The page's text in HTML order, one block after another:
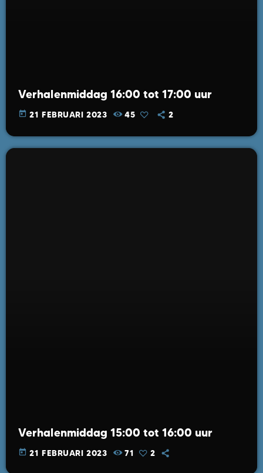
Verhalenmiddag 16:00 tot 17:00 uur
today 21 FEBRUARI 2023 45 2
Verhalenmiddag 15:00 tot 16:00 uur
today 21 FEBRUARI 2023 71 2